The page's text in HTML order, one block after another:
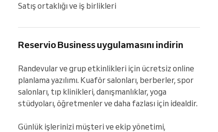
Satış ortaklığı ve iş birlikleri
Reservio Business uygulamasını indirin
Randevular ve grup etkinlikleri için ücretsiz online
planlama yazılımı. Kuaför salonları, berberler, spor
salonları, tıp klinikleri, danışmanlıklar, yoga
stüdyoları, öğretmenler ve daha fazlası için idealdir.
Günlük işlerinizi müşteri ve ekip yönetimi,